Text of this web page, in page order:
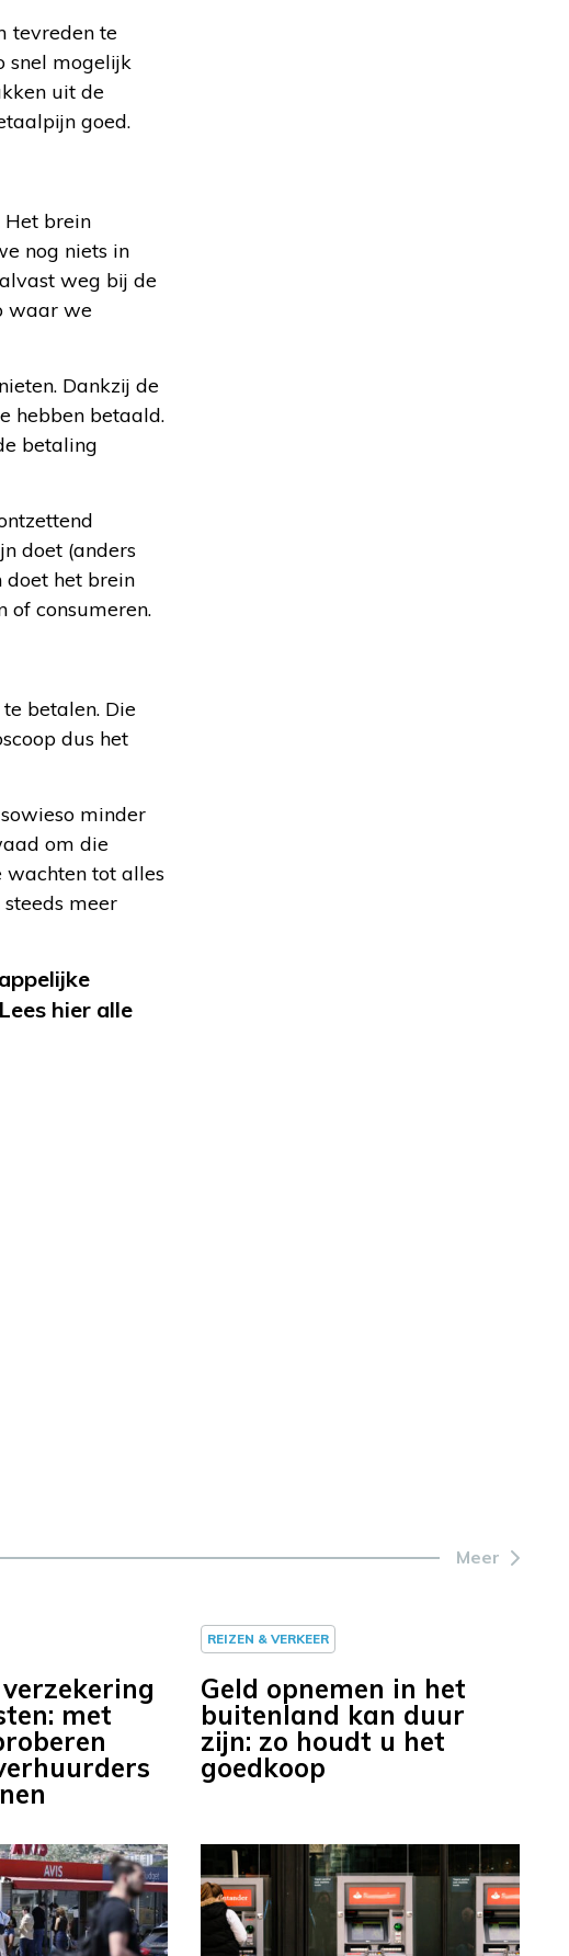
tevreden te
snel mogelijk
uit de
goed.
Het brein
nog niets in
weg bij de
waar we
Dankzij de
hebben betaald.
betaling
doet (anders
doet het brein
of consumeren.
betalen. Die
dus het
minder
om die
wachten tot alles
meer
hier alle
Meer
met
REIZEN & VERKEER
Geld opnemen in het
buitenland kan duur
zijn: zo houdt u het
goedkoop